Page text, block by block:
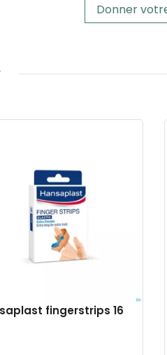
Donner
fingerstrips 16